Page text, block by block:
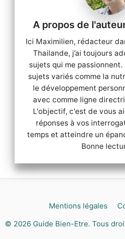
Ici Maximilien, rédacteur
Thailande, j’ai toujours
sujets qui me
sujets variés comme la
le développement
avec comme ligne
L'objectif, c'est de vous
réponses à vos
temps et atteindre un
Bonne
Mentions légales
© 2026 Guide Bien-Etre. Tous